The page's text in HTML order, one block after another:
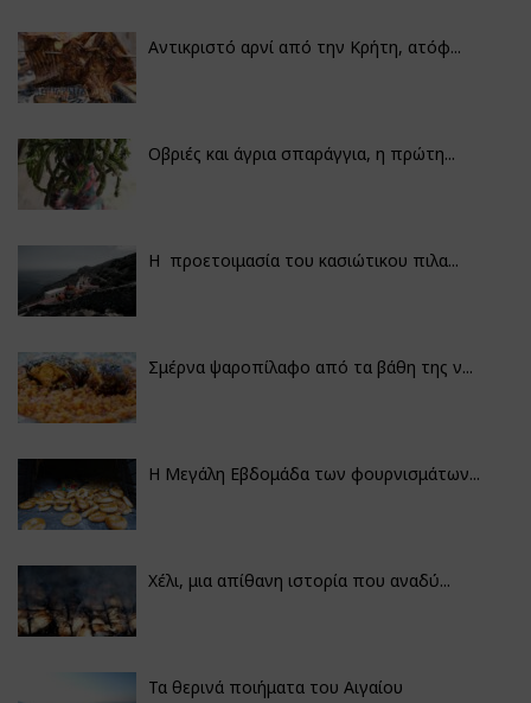
Αντικριστό αρνί από την Κρήτη, ατόφ...
Οβριές και άγρια σπαράγγια, η πρώτη...
Η προετοιμασία του κασιώτικου πιλα...
Σμέρνα ψαροπίλαφο από τα βάθη της ν...
Η Μεγάλη Εβδομάδα των φουρνισμάτων...
Χέλι, μια απίθανη ιστορία που αναδύ...
Τα θερινά ποιήματα του Αιγαίου